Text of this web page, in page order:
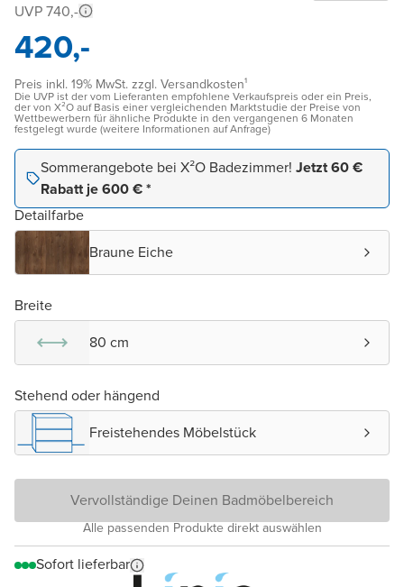
UVP 740,-
420,-
Preis inkl. 19% MwSt. zzgl. Versandkosten¹
Die UVP ist der vom Lieferanten empfohlene Verkaufspreis oder ein Preis,
der von X²O auf Basis einer vergleichenden Marktstudie der Preise von
Wettbewerbern für ähnliche Produkte in den vergangenen 6 Monaten
festgelegt wurde (weitere Informationen auf Anfrage)
Sommerangebote bei X²O Badezimmer! Jetzt 60 €
Rabatt je 600 € *
Detailfarbe
Braune Eiche
Breite
80 cm
Stehend oder hängend
Freistehendes Möbelstück
Vervollständige Deinen Badmöbelbereich
Alle passenden Produkte direkt auswählen
Sofort lieferbar